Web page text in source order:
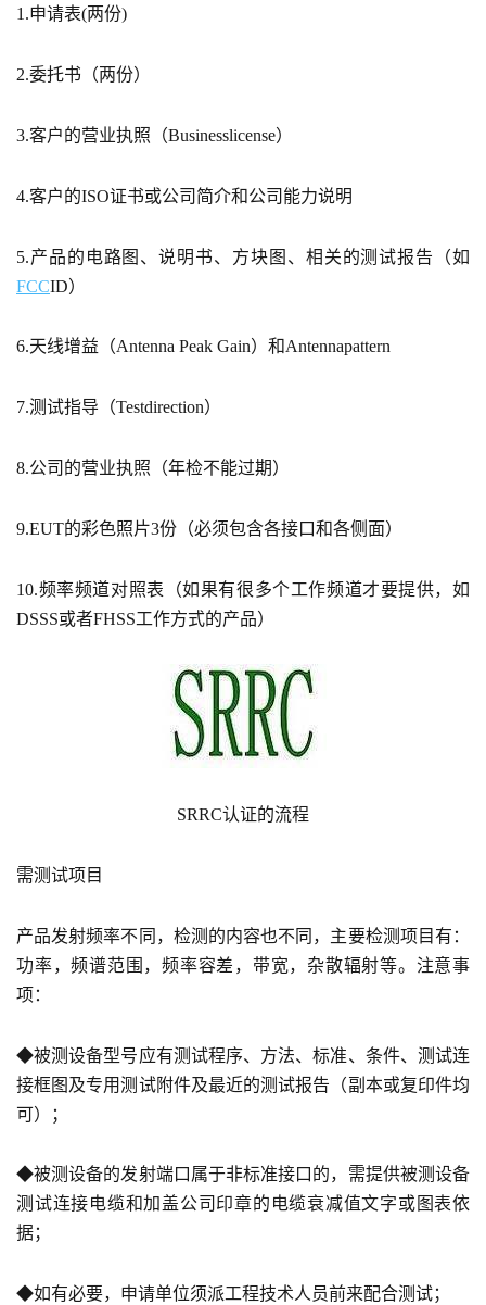
1.申请表(两份)
2.委托书（两份）
3.客户的营业执照（Businesslicense）
4.客户的ISO证书或公司简介和公司能力说明
5.产品的电路图、说明书、方块图、相关的测试报告（如
FCCID）
6.天线增益（Antenna Peak Gain）和Antennapattern
7.测试指导（Testdirection）
8.公司的营业执照（年检不能过期）
9.EUT的彩色照片3份（必须包含各接口和各侧面）
10.频率频道对照表（如果有很多个工作频道才要提供，如
DSSS或者FHSS工作方式的产品）
SRRC认证的流程
需测试项目
产品发射频率不同，检测的内容也不同，主要检测项目有：
功率，频谱范围，频率容差，带宽，杂散辐射等。注意事
项：
◆被测设备型号应有测试程序、方法、标准、条件、测试连
接框图及专用测试附件及最近的测试报告（副本或复印件均
可）；
◆被测设备的发射端口属于非标准接口的，需提供被测设备
测试连接电缆和加盖公司印章的电缆衰减值文字或图表依
据；
◆如有必要，申请单位须派工程技术人员前来配合测试；